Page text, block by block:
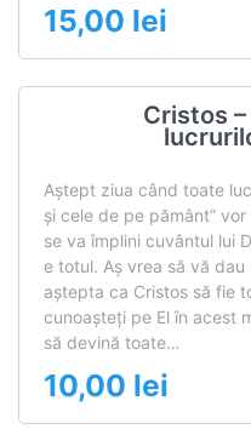
15,00 lei
Cristos
Aştept ziua când toate
şi cele de pe pământ”
se va împlini cuvântul lui
e totul. Aş vrea să vă
aştepta ca Cristos să fie
cunoaşteţi pe El în acest
să devină toate…
10,00 lei